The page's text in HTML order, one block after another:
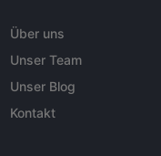
Über uns
Unser Team
Unser Blog
Kontakt